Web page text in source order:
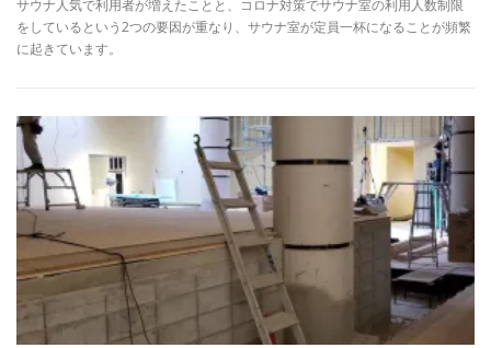
サウナ人気で利用者が増えたことと、コロナ対策でサウナ室の利用人数制限
をしているという2つの要因が重なり、サウナ室が定員一杯になることが頻繁
に起きています。